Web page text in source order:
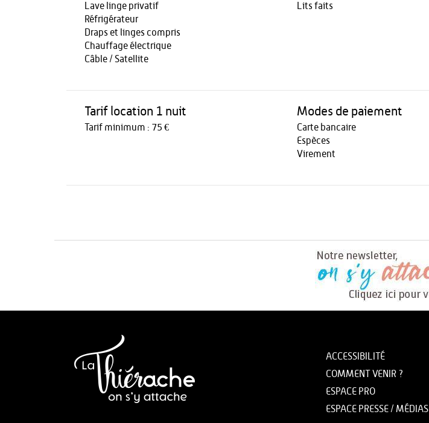
Lave linge privatif
Réfrigérateur
Draps et linges compris
Chauffage électrique
Câble / Satellite
Lits faits
Tarif location 1 nuit
Tarif minimum : 75 €
Modes de paiement
Carte bancaire
Espèces
Virement
ACCESSIBILITÉ
COMMENT VENIR ?
ESPACE PRO
ESPACE PRESSE / MÉDIAS